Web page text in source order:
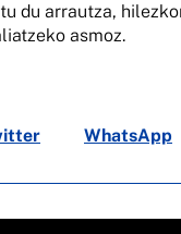
du arrautza,
asmoz.
WhatsApp